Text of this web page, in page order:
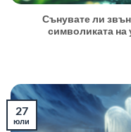
Сънувате ли
символиката на
27
юли